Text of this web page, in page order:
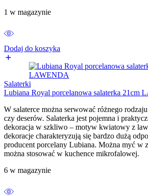
1 w magazynie
Dodaj do koszyka
Salaterki
Lubiana Royal porcelanowa salaterka 21cm
W salaterce można serwować różnego
czy deserów. Salaterka jest pojemna i
dekoracja w szkliwo – motyw kwiatowy z
dekoracje charakteryzują się bardzo dużą
producent porcelany Lubiana. Można myć w
można stosować w kuchence mikrofalowej.
6 w magazynie